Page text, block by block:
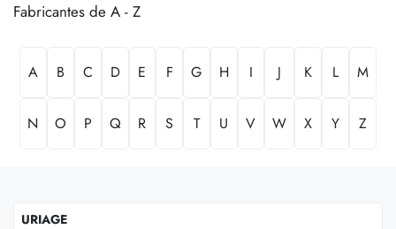
Fabricantes de A - Z
A B C D E F G H I J K L M
N O P Q R S T U V W X Y Z
URIAGE